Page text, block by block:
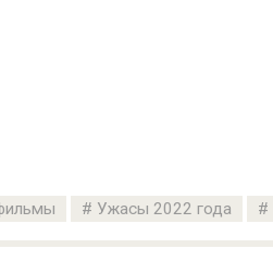
Ужасы 2022 года